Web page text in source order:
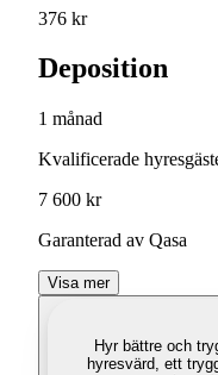
376 kr
Deposition
1 månad
Kvalificerade
7 600 kr
Garanterad av Qasa
Visa mer
Hyr bättre och
hyresvärd, ett